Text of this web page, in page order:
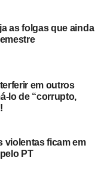
as folgas que ainda
em outros
lo de “corrupto,
violentas ficam em
PT